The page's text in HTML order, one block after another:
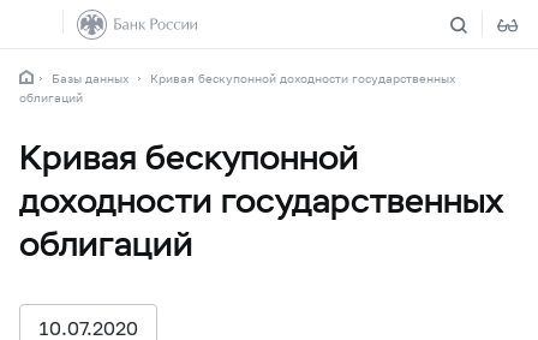
Базы данных
Кривая бескупонной доходности государственных
облигаций
Кривая бескупонной
доходности государственных
облигаций
10.07.2020